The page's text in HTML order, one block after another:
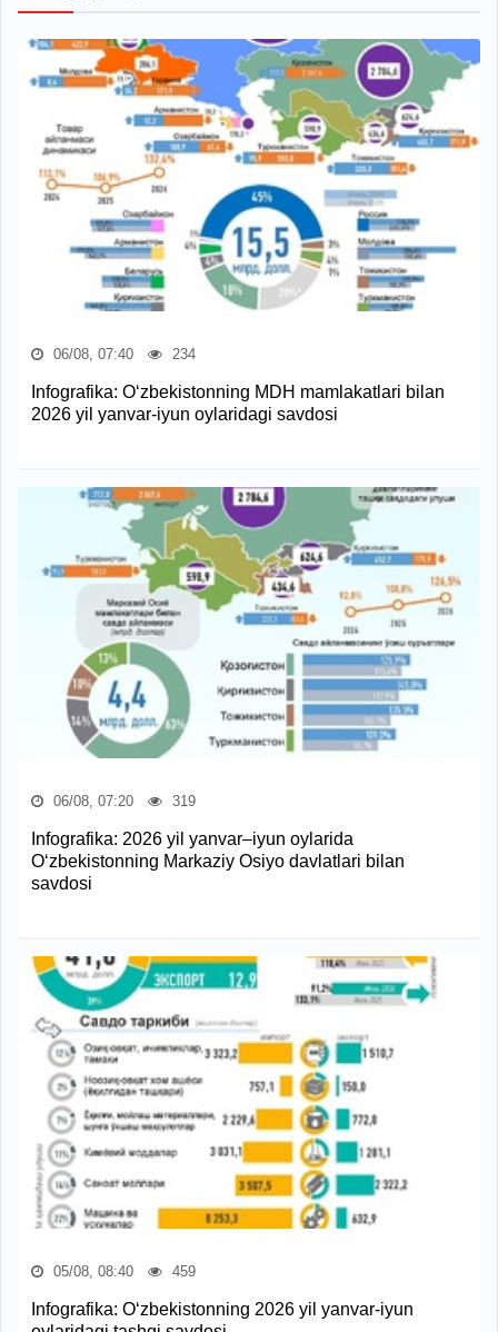
06/08, 07:40 234
Infografika: O‘zbekistonning MDH mamlakatlari bilan
2026 yil yanvar-iyun oylaridagi savdosi
06/08, 07:20 319
Infografika: 2026 yil yanvar–iyun oylarida
O‘zbekistonning Markaziy Osiyo davlatlari bilan
savdosi
05/08, 08:40 459
Infografika: O‘zbekistonning 2026 yil yanvar-iyun